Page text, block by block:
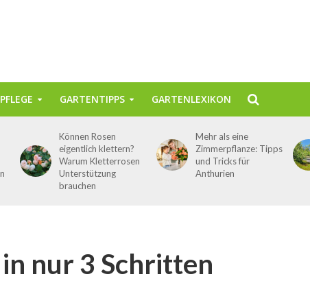
GARTENTIPPS GARTENLEXIKON
Können Rosen
eigentlich klettern?
Warum Kletterrosen
Unterstützung
brauchen
Mehr als eine
Zimmerpflanze: Tipps
und Tricks für
Anthurien
nur 3 Schritten